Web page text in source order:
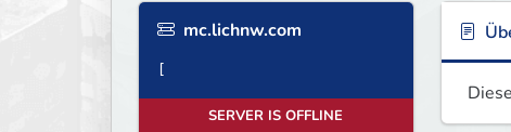
mc.lichnw.com
SERVER IS OFFLINE